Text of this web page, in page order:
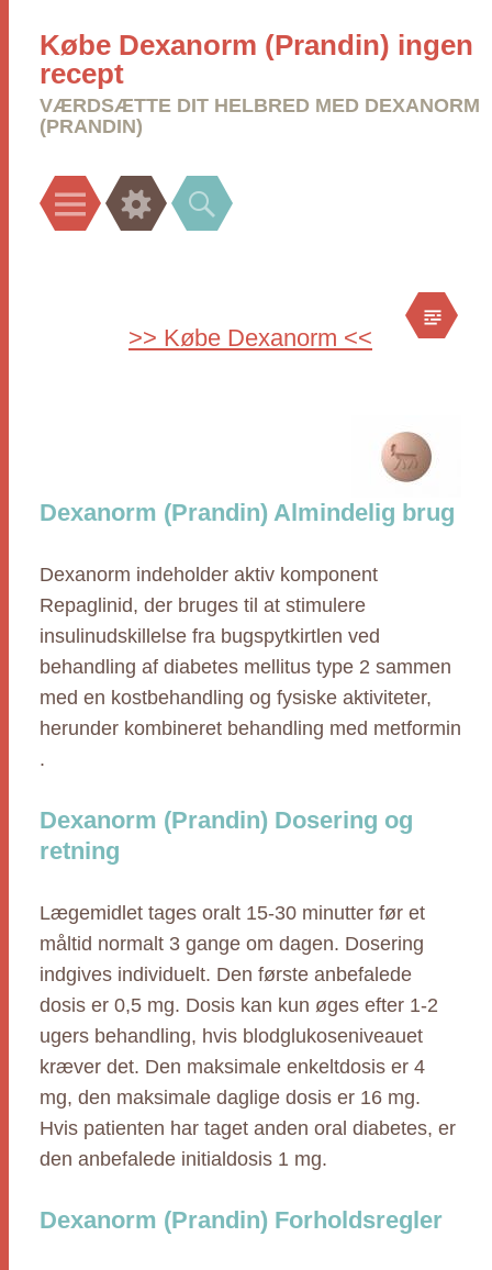
Købe Dexanorm (Prandin) ingen
recept
VÆRDSÆTTE DIT HELBRED MED DEXANORM
(PRANDIN)
Menu Widgets Search
>> Købe Dexanorm <<
Dexanorm (Prandin) Almindelig brug
Dexanorm indeholder aktiv komponent
Repaglinid, der bruges til at stimulere
insulinudskillelse fra bugspytkirtlen ved
behandling af diabetes mellitus type 2 sammen
med en kostbehandling og fysiske aktiviteter,
herunder kombineret behandling med metformin
.
Dexanorm (Prandin) Dosering og
retning
Lægemidlet tages oralt 15-30 minutter før et
måltid normalt 3 gange om dagen. Dosering
indgives individuelt. Den første anbefalede
dosis er 0,5 mg. Dosis kan kun øges efter 1-2
ugers behandling, hvis blodglukoseniveauet
kræver det. Den maksimale enkeltdosis er 4
mg, den maksimale daglige dosis er 16 mg.
Hvis patienten har taget anden oral diabetes, er
den anbefalede initialdosis 1 mg.
Dexanorm (Prandin) Forholdsregler